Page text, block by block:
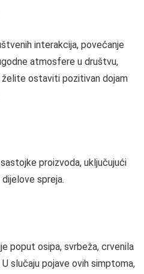
interakcija, povećanje
atmosfere u društvu,
ostaviti pozitivan dojam
proizvoda, uključujući
spreja.
poput osipa, svrbeža, crvenila
slučaju pojave ovih simptoma,